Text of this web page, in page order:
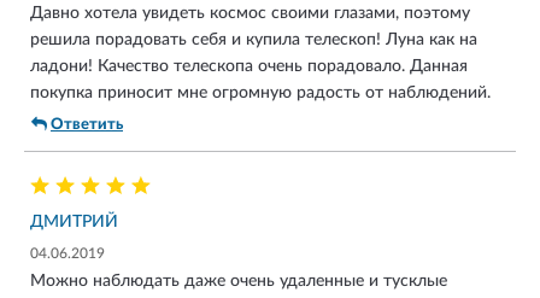
Давно хотела увидеть космос своими глазами, поэтому
решила порадовать себя и купила телескоп! Луна как на
ладони! Качество телескопа очень порадовало. Данная
покупка приносит мне огромную радость от наблюдений.
Ответить
ДМИТРИЙ
04.06.2019
Можно наблюдать даже очень удаленные и тусклые